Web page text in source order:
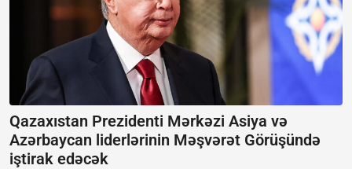
Qazaxıstan Prezidenti Mərkəzi Asiya və
Azərbaycan liderlərinin Məşvərət Görüşündə
iştirak edəcək